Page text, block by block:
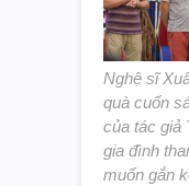
Nghệ sĩ
quà cuốn
của tác giả
gia đình
muốn gắn